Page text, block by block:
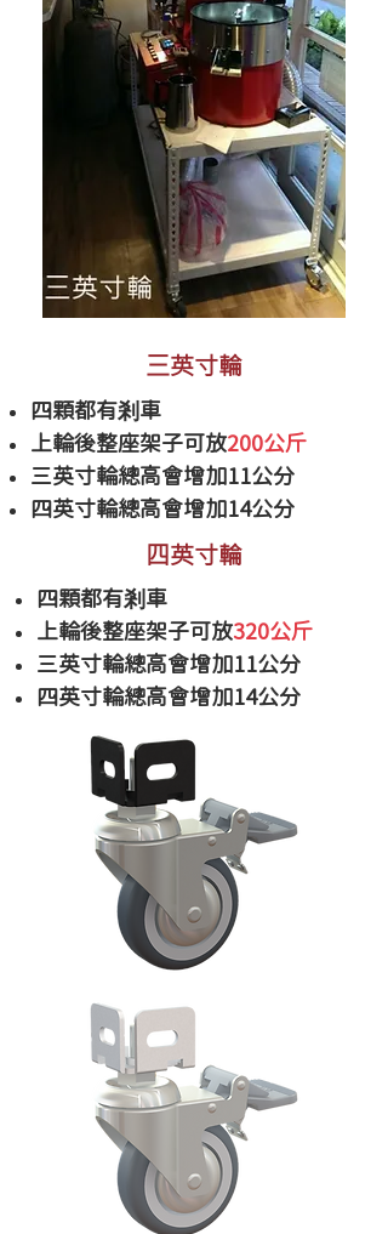
三英寸輪
四顆都有剎車
​上輪後整座架子可放200公斤
三英寸輪總高會增加11公分
四英寸輪總高會增加14公分
四英寸輪
四顆都有剎車
​上輪後整座架子可放320公斤
三英寸輪總高會增加11公分
四英寸輪總高會增加14公分